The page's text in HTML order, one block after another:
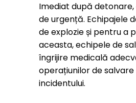
Imediat după
de urgență. Echipajele
de explozie și pentru a
aceasta, echipele de
îngrijire medicală
operațiunilor de
incidentului.